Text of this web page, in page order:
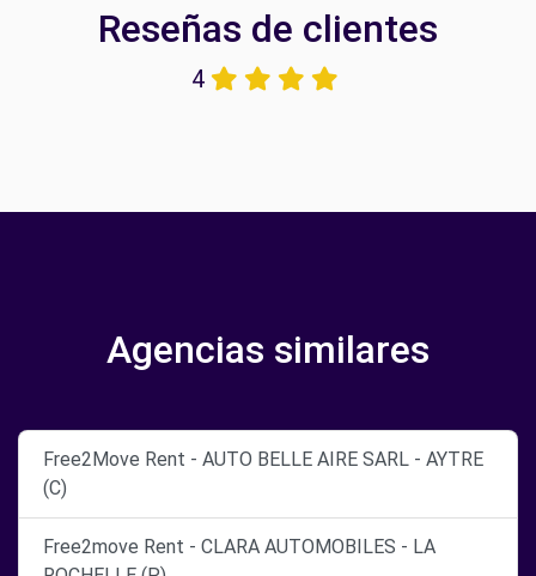
Reseñas de clientes
4
Agencias similares
Free2Move Rent - AUTO BELLE AIRE SARL - AYTRE
(C)
Free2move Rent - CLARA AUTOMOBILES - LA